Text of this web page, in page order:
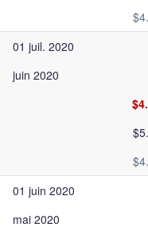
01 juil. 2020
juin 2020
01 juin 2020
mai 2020